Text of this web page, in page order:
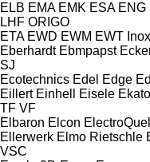
ELB EMA EMK ESA ENG
LHF ORIGO
ETA EWD EWM EWT Inox
Eberhardt Ebmpapst
SJ
Ecotechnics Edel Edge
Eillert Einhell Eisele Ekato
TF VF
Elbaron Elcon ElectroQuell
Ellerwerk Elmo Rietschle
VSC